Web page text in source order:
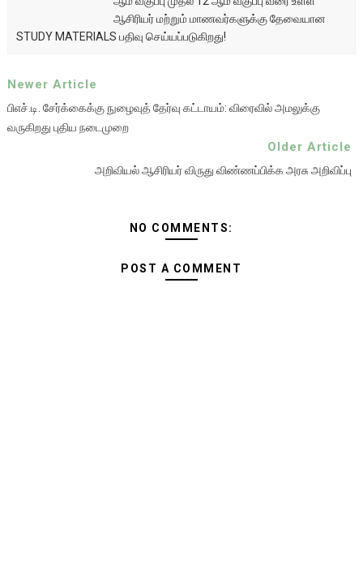
ஆசிரியர் மற்றும் மாணவர்களுக்கு தேவையான
STUDY MATERIALS பதிவு செய்யப்படுகிறது!
Newer Article
பிஎச்.டி. சேர்க்கைக்கு நுழைவுத் தேர்வு கட்டாயம்: விரைவில் அமலுக்கு
வருகிறது புதிய நடைமுறை
Older Article
அறிவியல் ஆசிரியர் விருது விண்ணப்பிக்க அரசு அறிவிப்பு
NO COMMENTS:
POST A COMMENT